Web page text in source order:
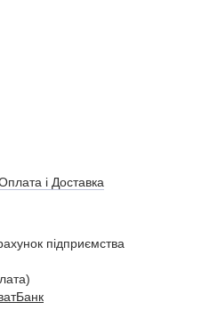
і Доставка
підприємства